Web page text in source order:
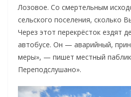
Лозовое. Со смертельным
сельского поселения, сколько
Через этот перекрёсток ездят
автобусе. Он — аварийный,
меры», — пишет местный
Переподслушано».